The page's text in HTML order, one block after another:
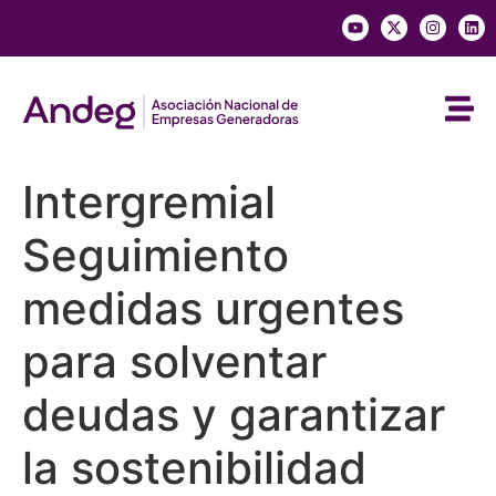
Intergremial
Seguimiento
medidas urgentes
para solventar
deudas y garantizar
la sostenibilidad